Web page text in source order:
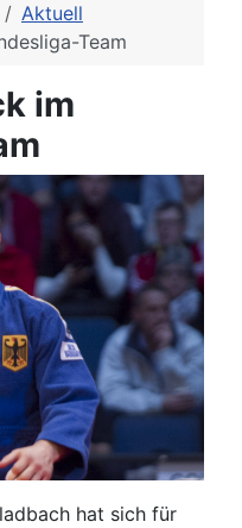
Aktuell
Team
im
hat sich für